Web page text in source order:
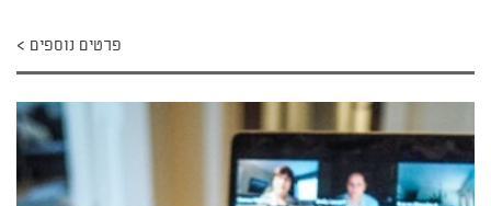
פרטים נוספים